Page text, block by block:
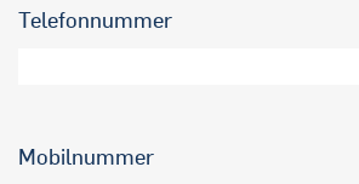
Telefonnummer
Mobilnummer